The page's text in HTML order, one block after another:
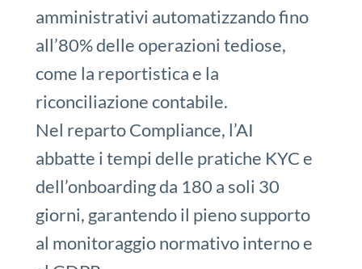
amministrativi automatizzando fino
all’80% delle operazioni tediose,
come la reportistica e la
riconciliazione contabile.
Nel reparto Compliance, l’AI
abbatte i tempi delle pratiche KYC e
dell’onboarding da 180 a soli 30
giorni, garantendo il pieno supporto
al monitoraggio normativo interno e